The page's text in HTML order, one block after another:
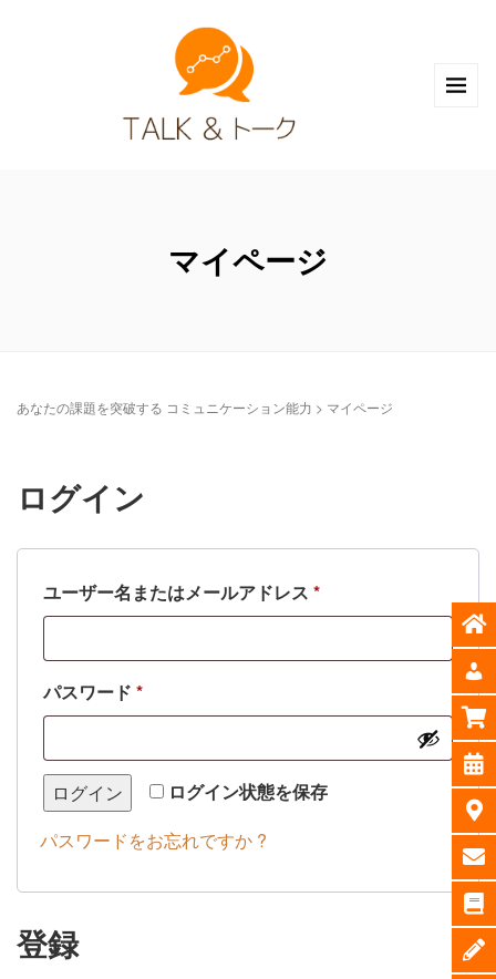
マイページ
あなたの課題を突破する コミュニケーション能力 > マイページ
ログイン
ユーザー名またはメールアドレス *必
パスワード *必
ログイン状態を保存
ログイン
パスワードをお忘れですか ?
登録